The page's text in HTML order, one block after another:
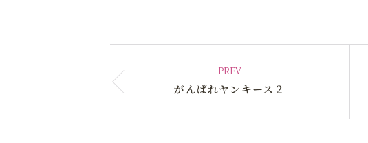
PREV
がんばれヤンキース２